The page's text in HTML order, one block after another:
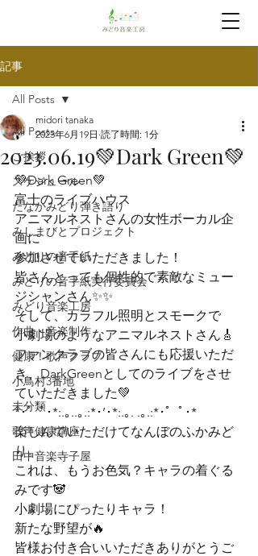
記事
All Posts
ご挨拶
スケジュール
たなかみどり弾き語り
みしまびとプロジェクト
みどりの音手紙
みどりの音手紙実行委員会
みどり音楽工房
作曲・音楽制作
健康！歌声クラブ
小鳥村3番地
未分類
歌声健康講座
田中音楽寺子屋
All Posts
2023.06.19💚Dark Green💚
midori tanaka
2023年6月19日 読了時間: 1分
💚Dark Green💚
富士のライブハウス
アニマルネストさんの女性ボーカル企
画に
参加させていただきました！
皆さんとっても個性的で素敵なミュー
ジシャンさん✨✨
そして、カラフル照明とスモークで
小劇場のようなアニマルネストさん🎸
ファンクラブの皆さんにも応援いただ
き、DarkGreenとしてのライブをさせ
ていただきました💚
*･゜ﾟ･*:.｡..｡.:*･’･*:.｡. .｡.:*･゜ﾟ･*
楽しんでいただけてなんぼのふかみど
り。
これは、もうお色気？キャラの着ぐる
みです🐼
小劇場にぴったりキャラ！
新たな野望が🔥
皆様お付き合いいただきありがとうご